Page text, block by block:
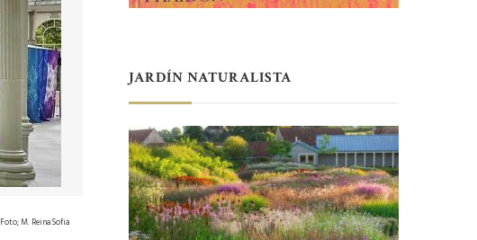
Foto; M. Reina Sofia
JARDÍN NATURALISTA